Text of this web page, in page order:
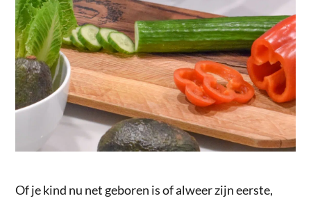
Of je kind nu net geboren is of alweer zijn eerste,